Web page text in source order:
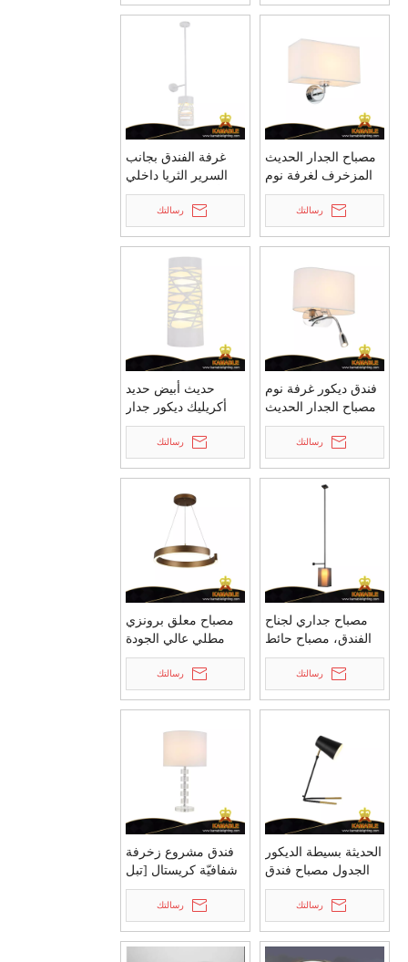
مصباح الجدار الحديث
المزخرف لغرفة نوم
الفندق مصباح الجدار
الحديدي بجانب السرير
(MB81363)
رسالتك
غرفة الفندق بجانب
السرير الثريا داخلي
أبيض الحديد ديكور
قلادة مصباح
(MD81366)
رسالتك
فندق ديكور غرفة نوم
مصباح الجدار الحديث
مع حامل مصباح LED
مصباح الجدار بالجملة
(MB81423)
رسالتك
حديث أبيض حديد
أكريليك ديكور جدار
ضوء غرفة إنارة جدار
ضوء (MB81364)رسالتك
مصباح جداري لجناح
الفندق، مصباح حائط
بتصميم ظل مزدوج
من القماش
(MB81630)
رسالتك
مصباح معلق برونزي
مطلي عالي الجودة
بتصميم بسيط من
النوع C للفندق
(KYT04P)
رسالتك
الحديثة بسيطة الديكور
الجدول مصباح فندق
مشروع الجملة الجدول
الخفيفة (MT81712)رسالتك
فندق مشروع زخرفة
شفافيّة كريستال [تبل
لمب] بالجملة [تبل
لمب] ([مت81372])
رسالتك